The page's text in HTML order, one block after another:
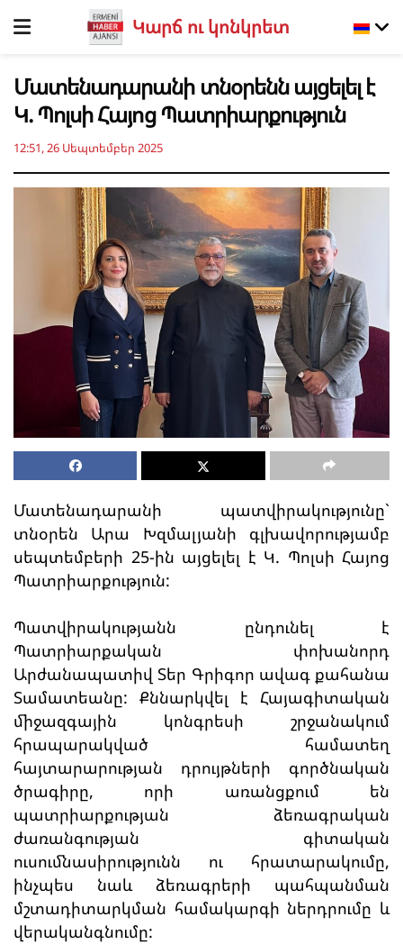
Կարճ ու կոնկրետ
Մատենադարանի տնօրենն այցելել է
Կ. Պոլսի Հայոց Պատրիարքություն
12:51, 26 Սեպտեմբեր 2025
Մատենադարանի պատվիրակությունը`
տնօրեն Արա Խզմալյանի գլխավորությամբ
սեպտեմբերի 25-ին այցելել է Կ. Պոլսի Հայոց
Պատրիարքություն:
Պատվիրակությանն ընդունել է
Պատրիարքական փոխանորդ
Արժանապատիվ Տեր Գրիգոր ավագ քահանա
Տամատեանը: Քննարկվել է Հայագիտական
միջազգային կոնգրեսի շրջանակում
հրապարակված համատեղ
հայտարարության դրույթների գործնական
ծրագիրը, որի առանցքում են
պատրիարքության ձեռագրական
ժառանգության գիտական
ուսումնասիրությունն ու հրատարակումը,
ինչպես նաև ձեռագրերի պահպանման
մշտադիտարկման համակարգի ներդրումը և
վերականգնումը: